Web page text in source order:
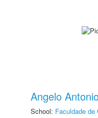
Angelo
School: Faculdade de